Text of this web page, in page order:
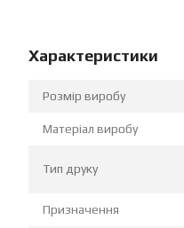
Характеристики
Розмір виробу
Матеріал виробу
Тип друку
Призначення